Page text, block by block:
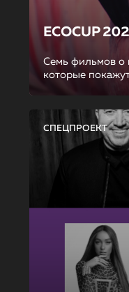
ECOCUP
Семь фильмов о
которые
СПЕЦПРОЕКТ